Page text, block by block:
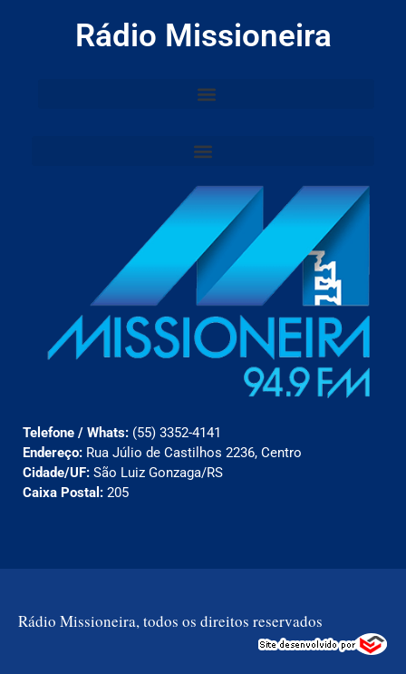
Rádio Missioneira
Telefone / Whats: (55) 3352-4141
Endereço: Rua Júlio de Castilhos 2236, Centro
Cidade/UF: São Luiz Gonzaga/RS
Caixa Postal: 205
Rádio Missioneira, todos os direitos reservados